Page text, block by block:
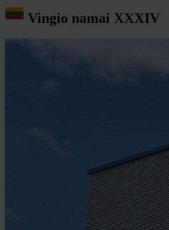
Vingio namai XXXIV